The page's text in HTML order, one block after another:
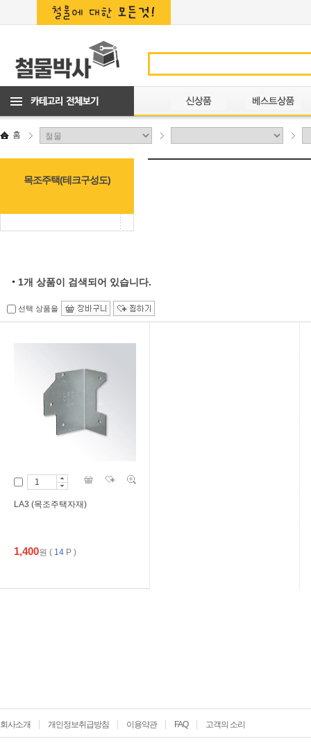
홈
목조주택(테크구성도)
1개 상품이 검색되어 있습니다.
선택 상품을
LA3 (목조주택자재)
1,400원 ( 14 P )
회사소개 개인정보취급방침 이용약관 FAQ 고객의 소리